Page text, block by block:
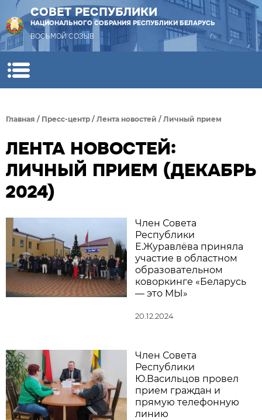
СОВЕТ РЕСПУБЛИКИ
НАЦИОНАЛЬНОГО СОБРАНИЯ РЕСПУБЛИКИ БЕЛАРУСЬ
ВОСЬМОЙ СОЗЫВ
Главная / Пресс-центр / Лента новостей / Личный прием
ЛЕНТА НОВОСТЕЙ:
ЛИЧНЫЙ ПРИЕМ (ДЕКАБРЬ
2024)
Член Совета
Республики
Е.Журавлёва приняла
участие в областном
образовательном
коворкинге «Беларусь
— это МЫ»
20.12.2024
Член Совета
Республики
Ю.Васильцов провел
прием граждан и
прямую телефонную
линию